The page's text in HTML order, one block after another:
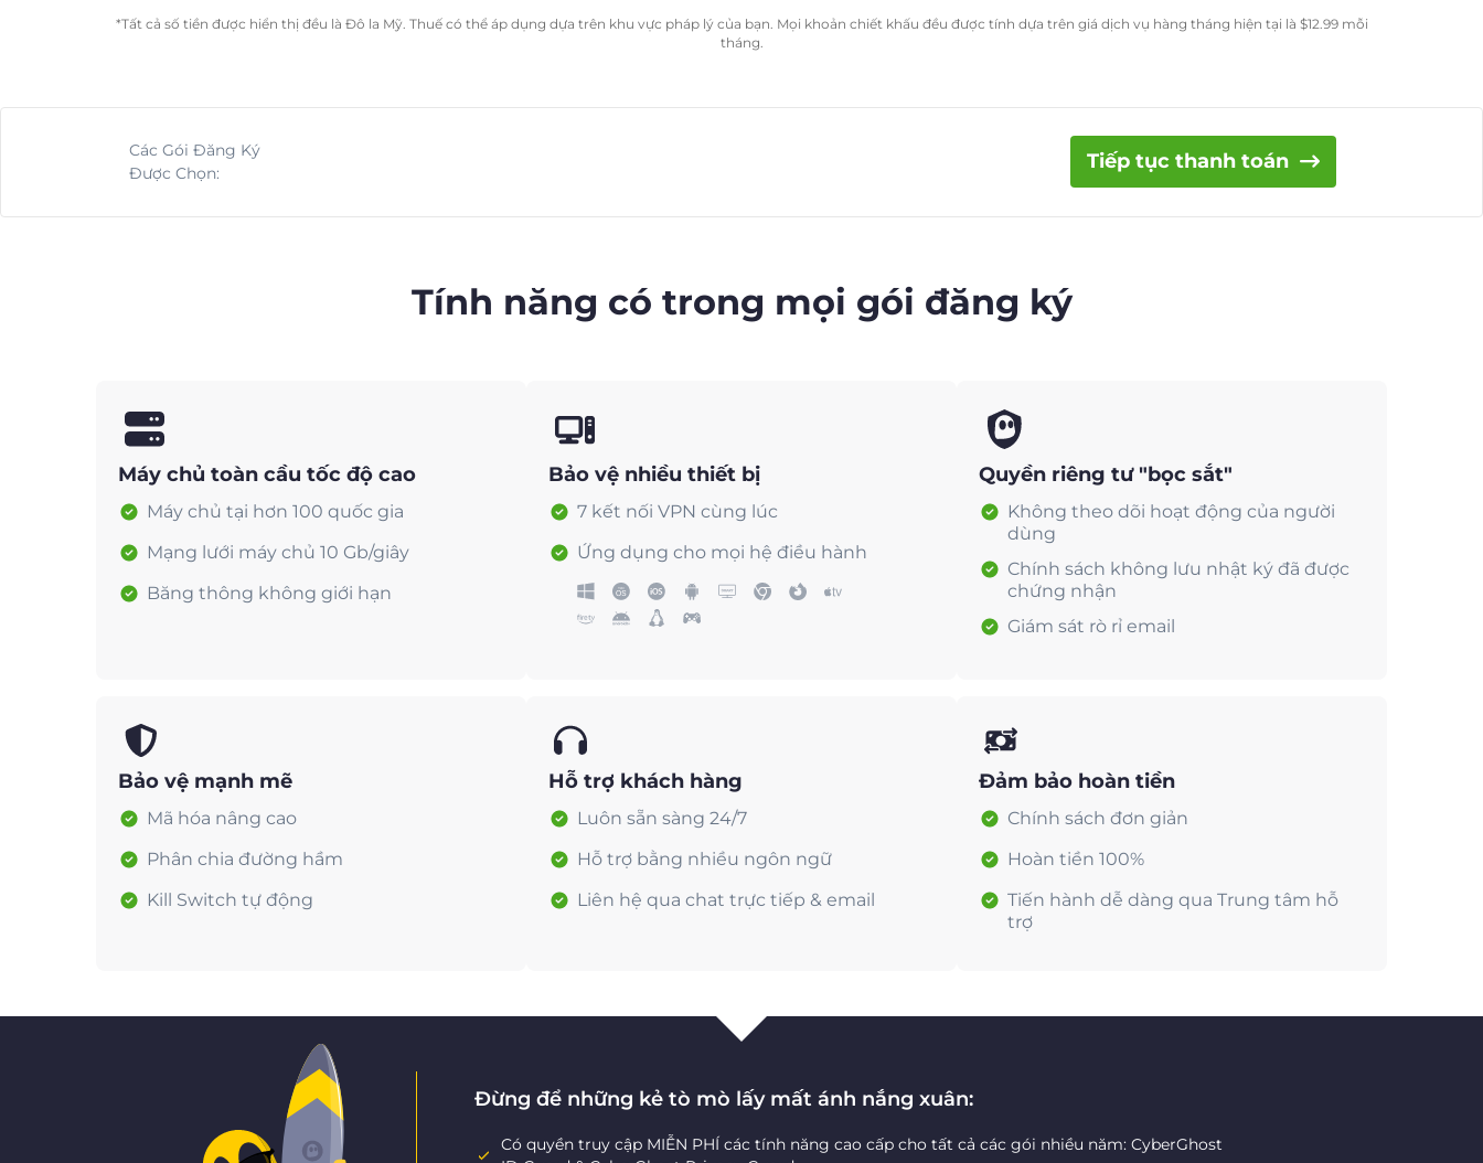
*Tất cả số tiền được hiển thị đều là Đô la Mỹ. Thuế có thể áp dụng dựa trên khu vực pháp lý của bạn. Mọi khoản chiết khấu đều được tính dựa trên giá dịch vụ hàng tháng hiện tại là $12.99mỗi
tháng.
Các Gói Đăng Ký
Được Chọn:
Tiếp tục thanh toán
Tính năng có trong mọi gói đăng ký
Máy chủ toàn cầu tốc độ cao
Máy chủ tại hơn 100 quốc gia
Mạng lưới máy chủ 10 Gb/giây
Băng thông không giới hạn
Bảo vệ nhiều thiết bị
7 kết nối VPN cùng lúc
Ứng dụng cho mọi hệ điều hành
Quyền riêng tư "bọc sắt"
Không theo dõi hoạt động của người
dùng
Chính sách không lưu nhật ký đã được
chứng nhận
Giám sát rò rỉ email
Bảo vệ mạnh mẽ
Mã hóa nâng cao
Phân chia đường hầm
Kill Switch tự động
Hỗ trợ khách hàng
Luôn sẵn sàng 24/7
Hỗ trợ bằng nhiều ngôn ngữ
Liên hệ qua chat trực tiếp & email
Đảm bảo hoàn tiền
Chính sách đơn giản
Hoàn tiền 100%
Tiến hành dễ dàng qua Trung tâm hỗ
trợ
Đừng để những kẻ tò mò lấy mất ánh nắng xuân:
Có quyền truy cập MIỄN PHÍ các tính năng cao cấp cho tất cả các gói nhiều năm: CyberGhost